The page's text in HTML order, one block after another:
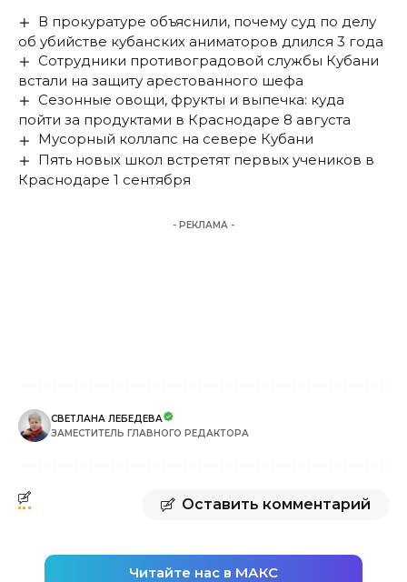
В прокуратуре объяснили, почему суд по делу
об убийстве кубанских аниматоров длился 3 года
Сотрудники противоградовой службы Кубани
встали на защиту арестованного шефа
Сезонные овощи, фрукты и выпечка: куда
пойти за продуктами в Краснодаре 8 августа
Мусорный коллапс на севере Кубани
Пять новых школ встретят первых учеников в
Краснодаре 1 сентября
- РЕКЛАМА -
СВЕТЛАНА ЛЕБЕДЕВА
ЗАМЕСТИТЕЛЬ ГЛАВНОГО РЕДАКТОРА
Оставить комментарий
Читайте нас в МАКС